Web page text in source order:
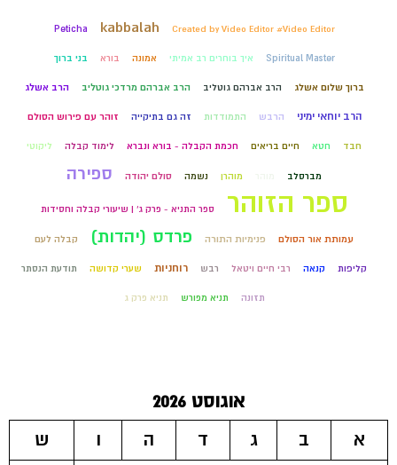
Created by Video Editor #Video Editor
kabbalah
Peticha
Spiritual Master איך בוחרים רב אמיתי אמונה בורא בני ברוך
ברוך שלום אשלג הרב אברהם גוטליב הרב אברהם מרדכי גוטליב הרב אשלג
הרב יוחאי ימיני הרבש התמודדות זה גם בתיקייה זוהר עם פירוש הסולם
חבד חטא חיים בריאים חכמת הקבלה - בורא ונברא לימוד קבלה ליקוטי
מברסלב מוהרן נשמה סולם יהודה ספירה
ספר הזוהר ספר התניא - פרק ג' | שיעורי קבלה וחסידות
עמותת אור הסולם פנימיות התורה פרדס (יהדות) קבלה לעם
קליפות קנאה רבי חיים ויטאל רבש רוחניות שערי קדושה תודעת הנסתר
תזונה תניא מפורש תניא פרק ג
אוגוסט 2026
א
ב ג ד ה ו
ש